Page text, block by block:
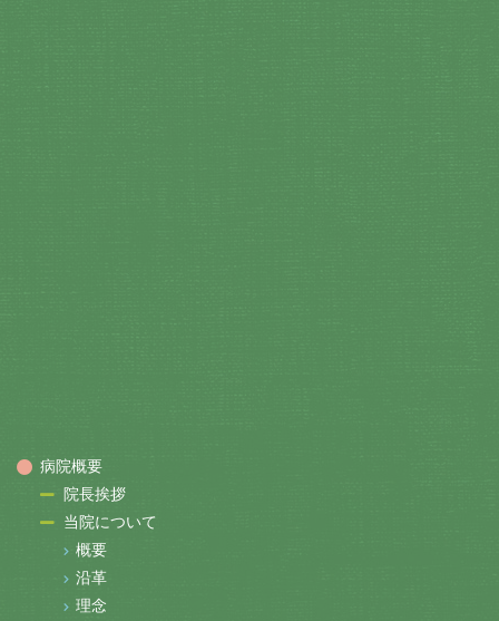
病院概要
院長挨拶
当院について
概要
沿革
理念